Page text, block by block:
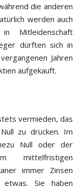
die anderen
werden auch
Mitleidenschaft
dürften sich in
Jahren
aufgekauft.
vermieden, das
zu drücken. Im
Null oder der
mittelfristigen
immer Zinsen
Sie haben